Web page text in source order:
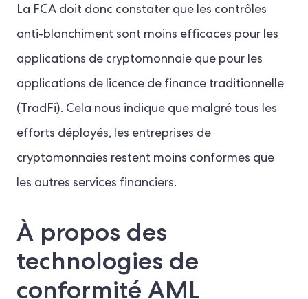
La FCA doit donc constater que les contrôles
anti-blanchiment sont moins efficaces pour les
applications de cryptomonnaie que pour les
applications de licence de finance traditionnelle
(TradFi). Cela nous indique que malgré tous les
efforts déployés, les entreprises de
cryptomonnaies restent moins conformes que
les autres services financiers.
À propos des
technologies de
conformité AML